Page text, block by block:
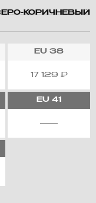
КОРИЧНЕВЫЙ
EU 38
17 129 ₽
EU 41